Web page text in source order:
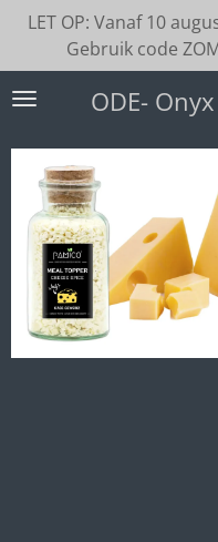
naar
de
ODE-
LET OP: Vanaf 10
Gebruik code